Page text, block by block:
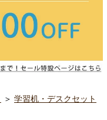
＞ 学習机・デスクセット